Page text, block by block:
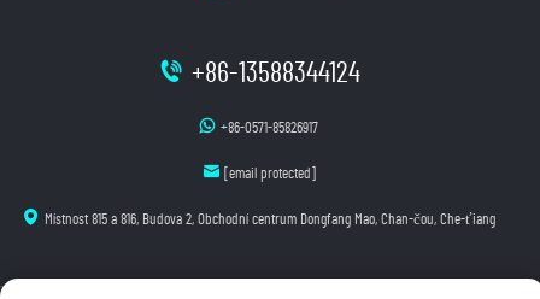
+86-13588344124
+86-0571-85826917
[email protected]
Místnost 815 a 816, Budova 2, Obchodní centrum Dongfang Mao, Chan-čou, Che-ťiang